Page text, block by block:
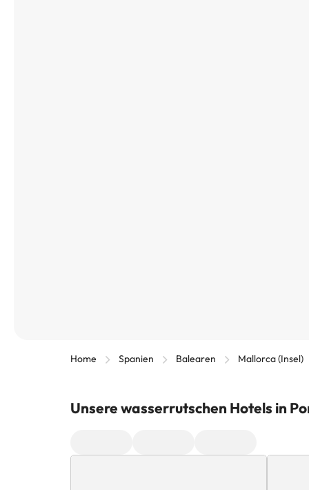
Home Spanien Balearen Mallorca (Insel)
Unsere wasserrutschen Hotels in